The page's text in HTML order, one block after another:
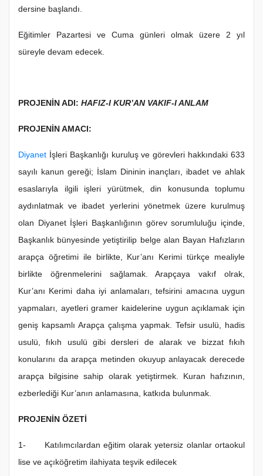
dersine başlandı.
Eğitimler Pazartesi ve Cuma günleri olmak üzere 2 yıl
süreyle devam edecek.
PROJENİN ADI: HAFIZ-I KUR’AN VAKIF-I ANLAM
PROJENİN AMACI:
Diyanet İşleri Başkanlığı kuruluş ve görevleri hakkındaki 633
sayılı kanun gereği; İslam Dininin inançları, ibadet ve ahlak
esaslarıyla ilgili işleri yürütmek, din konusunda toplumu
aydınlatmak ve ibadet yerlerini yönetmek üzere kurulmuş
olan Diyanet İşleri Başkanlığının görev sorumluluğu içinde,
Başkanlık bünyesinde yetiştirilip belge alan Bayan Hafızların
arapça öğretimi ile birlikte, Kur’anı Kerimi türkçe mealiyle
birlikte öğrenmelerini sağlamak. Arapçaya vakıf olrak,
Kur’anı Kerimi daha iyi anlamaları, tefsirini amacına uygun
yapmaları, ayetleri gramer kaidelerine uygun açıklamak için
geniş kapsamlı Arapça çalışma yapmak. Tefsir usulü, hadis
usulü, fıkıh usulü gibi dersleri de alarak ve bizzat fıkıh
konularını da arapça metinden okuyup anlayacak derecede
arapça bilgisine sahip olarak yetiştirmek. Kuran hafızının,
ezberlediği Kur’anın anlamasına, katkıda bulunmak.
PROJENİN ÖZETİ
1- Katılımcılardan eğitim olarak yetersiz olanlar ortaokul
lise ve açıköğretim ilahiyata teşvik edilecek